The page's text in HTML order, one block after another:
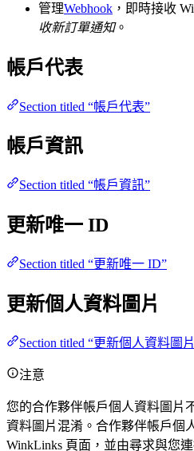
管理Webhook ，即時接收
收新訂單通知。
帳戶代表
Section titled “帳戶代表”
帳戶資訊
Section titled “帳戶資訊”
更新唯一 ID
Section titled “更新唯一 ID”
更新個人資料圖片
Section titled “更新個人資料圖
注意
您的合作夥伴帳戶個人資料圖片
資料圖片混淆。合作夥伴帳戶個
WinkLinks 頁面，並由尋求與您